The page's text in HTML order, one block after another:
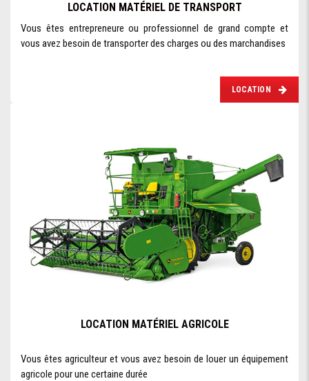
LOCATION MATÉRIEL DE TRANSPORT
Vous êtes entrepreneure ou professionnel de grand compte et
vous avez besoin de transporter des charges ou des marchandises
LOCATION
LOCATION MATÉRIEL AGRICOLE
Vous êtes agriculteur et vous avez besoin de louer un équipement
agricole pour une certaine durée